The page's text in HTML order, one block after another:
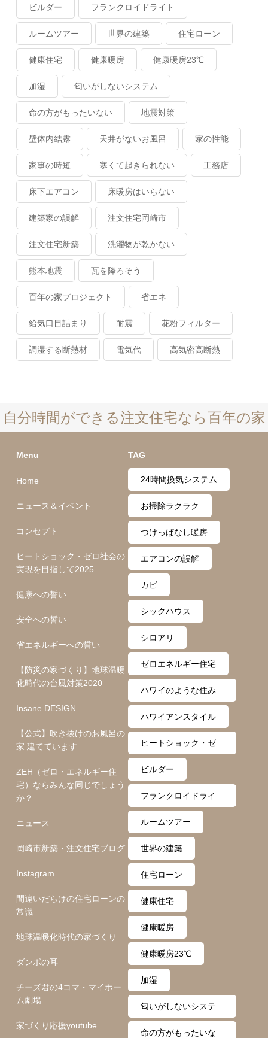
ビルダー フランクロイドライト
ルームツアー 世界の建築 住宅ローン
健康住宅 健康暖房 健康暖房23℃
加湿 匂いがしないシステム
命の方がもったいない 地震対策
壁体内結露 天井がないお風呂 家の性能
家事の時短 寒くて起きられない 工務店
床下エアコン 床暖房はいらない
建築家の誤解 注文住宅岡崎市
注文住宅新築 洗濯物が乾かない
熊本地震 瓦を降ろそう
百年の家プロジェクト 省エネ
給気口目詰まり 耐震 花粉フィルター
調湿する断熱材 電気代 高気密高断熱
自分時間ができる注文住宅なら百年の家
Menu
Home
ニュース＆イベント
コンセプト
ヒートショック・ゼロ社会の
実現を目指して2025
健康への誓い
安全への誓い
省エネルギーへの誓い
【防災の家づくり】地球温暖
化時代の台風対策2020
Insane DESIGN
【公式】吹き抜けのお風呂の
家 建てています
ZEH（ゼロ・エネルギー住
宅）ならみんな同じでしょう
か？
ニュース
岡崎市新築・注文住宅ブログ
Instagram
間違いだらけの住宅ローンの
常識
地球温暖化時代の家づくり
ダンボの耳
チーズ君の4コマ・マイホー
ム劇場
家づくり応援youtube
TAG
24時間換気システム
お掃除ラクラク
つけっぱなし暖房
エアコンの誤解
カビ
シックハウス
シロアリ
ゼロエネルギー住宅
ハワイのような住み
心地
ハワイアンスタイル
ヒートショック・ゼ
ロ月間
ビルダー
フランクロイドライ
ト
ルームツアー
世界の建築
住宅ローン
健康住宅
健康暖房
健康暖房23℃
加湿
匂いがしないシステ
ム
命の方がもったいな